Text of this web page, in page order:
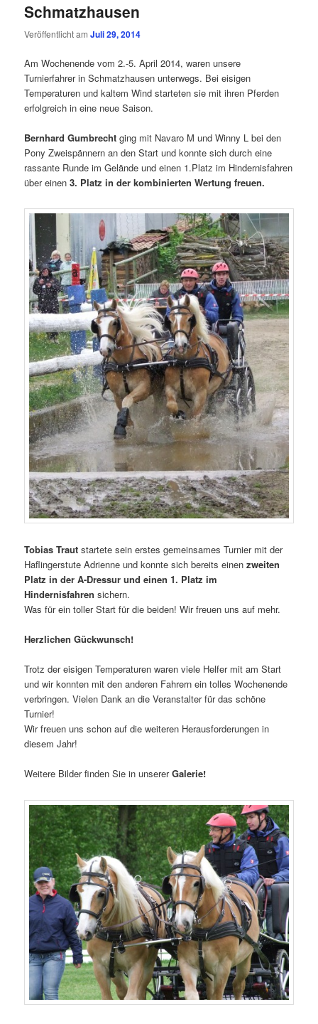
Schmatzhausen
Veröffentlicht amJuli 29, 2014
Am Wochenende vom 2.-5. April 2014, waren unsere
Turnierfahrer in Schmatzhausen unterwegs. Bei eisigen
Temperaturen und kaltem Wind starteten sie mit ihren Pferden
erfolgreich in eine neue Saison.
Bernhard Gumbrecht ging mit Navaro M und Winny L bei den
Pony Zweispännern an den Start und konnte sich durch eine
rassante Runde im Gelände und einen 1.Platz im Hindernisfahren
über einen3. Platz in der kombinierten Wertung freuen.
Tobias Traut startete sein erstes gemeinsames Turnier mit der
Haflingerstute Adrienne und konnte sich bereits einenzweiten
Platz in der A-Dressur und einen 1. Platz im
Hindernisfahren sichern.
Was für ein toller Start für die beiden! Wir freuen uns auf mehr.
Herzlichen Gückwunsch!
Trotz der eisigen Temperaturen waren viele Helfer mit am Start
und wir konnten mit den anderen Fahrern ein tolles Wochenende
verbringen. Vielen Dank an die Veranstalter für das schöne
Turnier!
Wir freuen uns schon auf die weiteren Herausforderungen in
diesem Jahr!
Weitere Bilder finden Sie in unsererGalerie!